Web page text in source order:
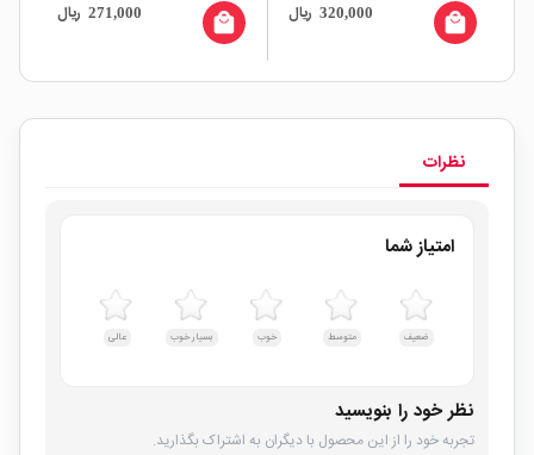
320,000 ریال local_mall
271,000 ریال local_mall
نظرات
امتیاز شما
ضعیف متوسط خوب بسیار خوب عالی
نظر خود را بنویسید
تجربه خود را از این محصول با دیگران به اشتراک بگذارید.